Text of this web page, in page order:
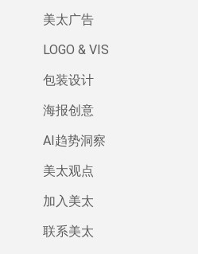
美太广告
LOGO & VIS
包装设计
海报创意
AI趋势洞察
美太观点
加入美太
联系美太